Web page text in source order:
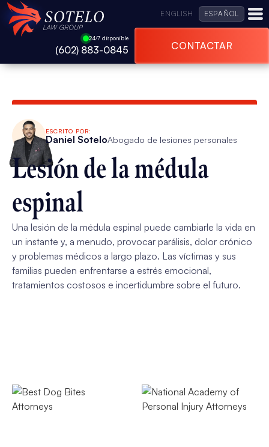
ENGLISH ESPAÑOL
24/7 disponible
(602) 883-0845 CONTACTAR
ESCRITO POR:
Daniel SoteloAbogado de lesiones personales
Lesión de la médula
espinal
Una lesión de la médula espinal puede cambiarle la vida en
un instante y, a menudo, provocar parálisis, dolor crónico
y problemas médicos a largo plazo. Las víctimas y sus
familias pueden enfrentarse a estrés emocional,
tratamientos costosos e incertidumbre sobre el futuro.